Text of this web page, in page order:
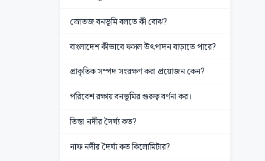
স্রোতজ বনভূমি বলতে কী বোঝ?
বাংলাদেশ কীভাবে ফসল উৎপাদন বাড়াতে পারে?
প্রাকৃতিক সম্পদ সংরক্ষণ করা প্রয়োজন কেন?
পরিবেশ রক্ষায় বনভূমির গুরুত্ব বর্ণনা কর।
তিস্তা নদীর দৈর্ঘ্য কত?
নাফ নদীর দৈর্ঘ্য কত কিলোমিটার?